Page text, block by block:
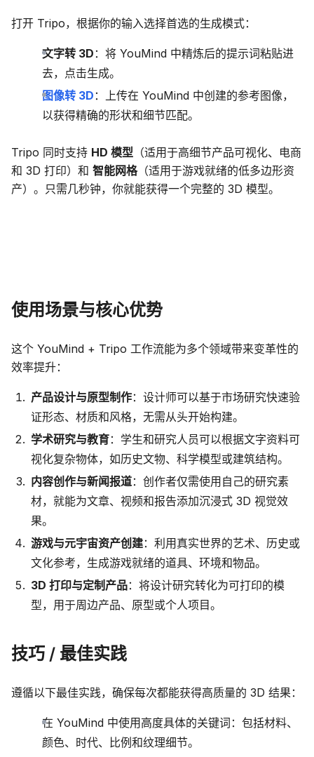
打开 Tripo，根据你的输入选择首选的生成模式：
文字转 3D ：将 YouMind 中精炼后的提示词粘贴进
去，点击生成。
图像转 3D ：上传在 YouMind 中创建的参考图像，
以获得精确的形状和细节匹配。
Tripo 同时支持 HD 模型 （适用于高细节产品可视化、电商
和 3D 打印）和 智能网格（适用于游戏就绪的低多边形资
产）。只需几秒钟，你就能获得一个完整的 3D 模型。
使用场景与核心优势
这个 YouMind + Tripo 工作流能为多个领域带来变革性的
效率提升：
产品设计与原型制作：设计师可以基于市场研究快速验
证形态、材质和风格，无需从头开始构建。
学术研究与教育：学生和研究人员可以根据文字资料可
视化复杂物体，如历史文物、科学模型或建筑结构。
内容创作与新闻报道：创作者仅需使用自己的研究素
材，就能为文章、视频和报告添加沉浸式 3D 视觉效
果。
游戏与元宇宙资产创建：利用真实世界的艺术、历史或
文化参考，生成游戏就绪的道具、环境和物品。
3D 打印与定制产品：将设计研究转化为可打印的模
型，用于周边产品、原型或个人项目。
技巧 / 最佳实践
遵循以下最佳实践，确保每次都能获得高质量的 3D 结果：
在 YouMind 中使用高度具体的关键词：包括材料、
颜色、时代、比例和纹理细节。